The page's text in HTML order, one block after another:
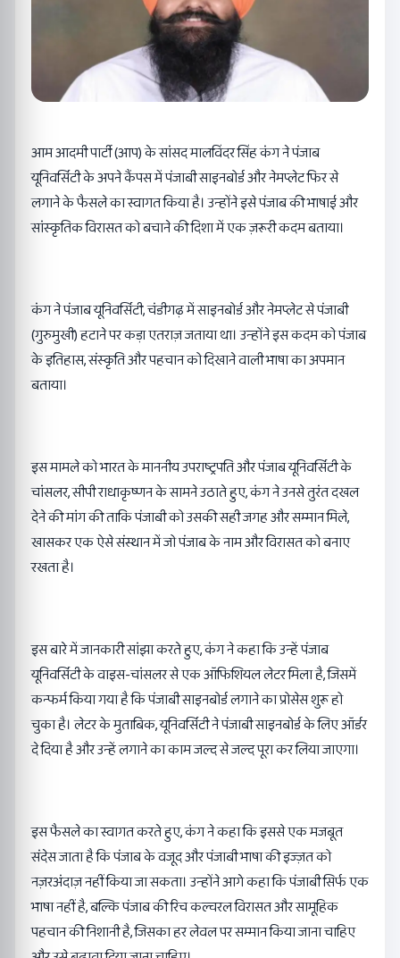
आम आदमी पार्टी (आप) के सांसद मालविंदर सिंह कंग ने पंजाब
यूनिवर्सिटी के अपने कैंपस में पंजाबी साइनबोर्ड और नेमप्लेट फिर से
लगाने के फैसले का स्वागत किया है। उन्होंने इसे पंजाब की भाषाई और
सांस्कृतिक विरासत को बचाने की दिशा में एक ज़रूरी कदम बताया।
कंग ने पंजाब यूनिवर्सिटी, चंडीगढ़ में साइनबोर्ड और नेमप्लेट से पंजाबी
(गुरुमुखी) हटाने पर कड़ा एतराज़ जताया था। उन्होंने इस कदम को पंजाब
के इतिहास, संस्कृति और पहचान को दिखाने वाली भाषा का अपमान
बताया।
इस मामले को भारत के माननीय उपराष्ट्रपति और पंजाब यूनिवर्सिटी के
चांसलर, सीपी राधाकृष्णन के सामने उठाते हुए, कंग ने उनसे तुरंत दखल
देने की मांग की ताकि पंजाबी को उसकी सही जगह और सम्मान मिले,
खासकर एक ऐसे संस्थान में जो पंजाब के नाम और विरासत को बनाए
रखता है।
इस बारे में जानकारी सांझा करते हुए, कंग ने कहा कि उन्हें पंजाब
यूनिवर्सिटी के वाइस-चांसलर से एक ऑफिशियल लेटर मिला है, जिसमें
कन्फर्म किया गया है कि पंजाबी साइनबोर्ड लगाने का प्रोसेस शुरू हो
चुका है। लेटर के मुताबिक, यूनिवर्सिटी ने पंजाबी साइनबोर्ड के लिए ऑर्डर
दे दिया है और उन्हें लगाने का काम जल्द से जल्द पूरा कर लिया जाएगा।
इस फैसले का स्वागत करते हुए, कंग ने कहा कि इससे एक मजबूत
संदेस जाता है कि पंजाब के वजूद और पंजाबी भाषा की इज्ज़त को
नज़रअंदाज़ नहीं किया जा सकता। उन्होंने आगे कहा कि पंजाबी सिर्फ एक
भाषा नहीं है, बल्कि पंजाब की रिच कल्चरल विरासत और सामूहिक
पहचान की निशानी है, जिसका हर लेवल पर सम्मान किया जाना चाहिए